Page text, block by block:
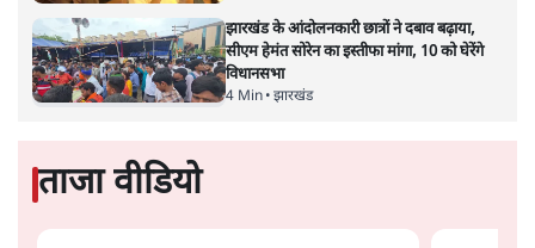
झारखंड के आंदोलनकारी छात्रों ने दबाव बढ़ाया,
सीएम हेमंत सोरेन का इस्तीफा मांगा, 10 को घेरेंगे
विधानसभा
4 Min• झारखंड
ताजा वीडियो